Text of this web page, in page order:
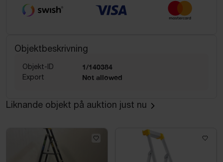
Objektbeskrivning
Objekt-ID 1/140384
Export Not allowed
Liknande objekt på auktion just nu